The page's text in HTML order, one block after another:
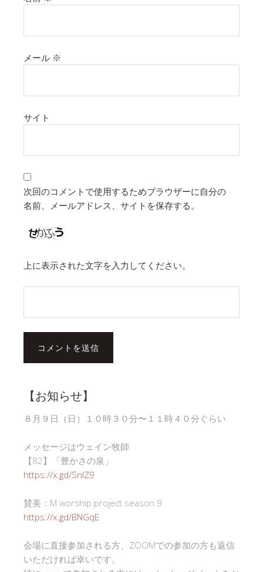
メール ※
サイト
次回のコメントで使用するためブラウザーに自分の
名前、メールアドレス、サイトを保存する。
上に表示された文字を入力してください。
【お知らせ】
８月９日（日）１０時３０分〜１１時４０分ぐらい
メッセージはウェイン牧師
【82】「豊かさの泉」
https://x.gd/SnlZ9
賛美：M worship project season 9
https://x.gd/BNGqE
会場に直接参加される方、ZOOMでの参加の方も返信
いただければ幸いです。